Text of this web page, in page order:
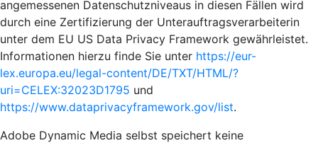
angemessenen Datenschutzniveaus in diesen Fällen wird
durch eine Zertifizierung der Unterauftragsverarbeiterin
unter dem EU US Data Privacy Framework gewährleistet.
Informationen hierzu finde Sie unter https://eur-
lex.europa.eu/legal-content/DE/TXT/HTML/?
uri=CELEX:32023D1795 und
https://www.dataprivacyframework.gov/list.
Adobe Dynamic Media selbst speichert keine